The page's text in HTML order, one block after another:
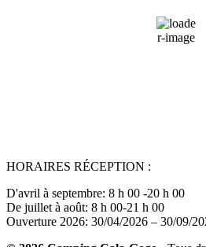
27 %
HORAIRES RÉCEPTION :
D'avril à septembre: 8 h 00 -20 h 00
De juillet à août: 8 h 00-21 h 00
Ouverture 2026: 30/04/2026 – 30/09/